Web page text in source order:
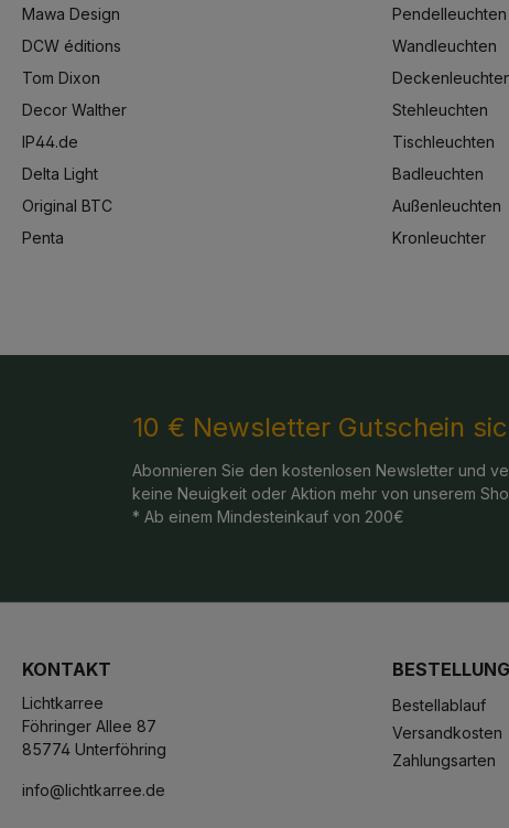
Mawa Design
DCW éditions
Tom Dixon
Decor Walther
IP44.de
Delta Light
Original BTC
Penta
Pendelleuchten
Wandleuchten
Stehleuchten
Tischleuchten
Badleuchten
Außenleuchten
Kronleuchter
10 € Newsletter Gutschein
Abonnieren Sie den kostenlosen Newsletter und
keine Neuigkeit oder Aktion mehr von unserem
* Ab einem Mindesteinkauf von 200€
KONTAKT
Lichtkarree
Föhringer Allee 87
85774 Unterföhring
info@lichtkarree.de
BESTELLUNG
Bestellablauf
Versandkosten
Zahlungsarten